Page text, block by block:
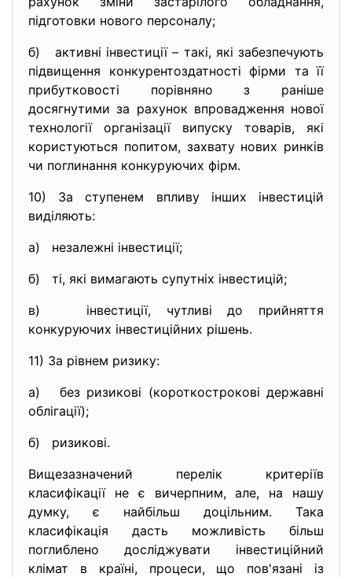
підготовки нового персоналу;
б) активні інвестиції – такі, які забезпечують
підвищення конкурентоздатності фірми та її
прибутковості порівняно з раніше
досягнутими за рахунок впровадження нової
технології організації випуску товарів, які
користуються попитом, захвату нових ринків
чи поглинання конкуруючих фірм.
10) За ступенем впливу інших інвестицій
виділяють:
а) незалежні інвестиції;
б) ті, які вимагають супутніх інвестицій;
в) інвестиції, чутливі до прийняття
конкуруючих інвестиційних рішень.
11) За рівнем ризику:
а) без ризикові (короткострокові державні
облігації);
б) ризикові.
Вищезазначений перелік критеріїв
класифікації не є вичерпним, але, на нашу
думку, є найбільш доцільним. Така
класифікація дасть можливість більш
поглиблено досліджувати інвестиційний
клімат в країні, процеси, що пов'язані із